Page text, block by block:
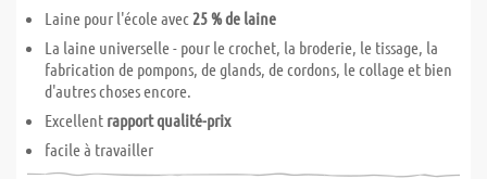
Laine pour l'école avec25 % de laine
La laine universelle - pour le crochet, la broderie, le tissage, la
fabrication de pompons, de glands, de cordons, le collage et bien
d'autres choses encore.
Excellent rapport qualité-prix
facile à travailler